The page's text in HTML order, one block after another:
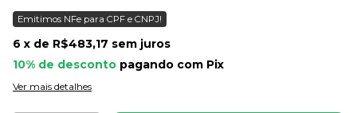
Emitimos NFe para CPF e CNPJ!
6 x de R$483,17 sem juros
10% de desconto pagando com Pix
Ver mais detalhes